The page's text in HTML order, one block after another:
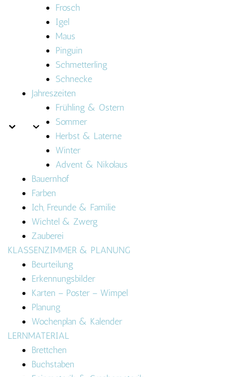
Frosch
Igel
Maus
Pinguin
Schmetterling
Schnecke
Jahreszeiten
Frühling & Ostern
Sommer
Herbst & Laterne
Winter
Advent & Nikolaus
Bauernhof
Farben
Ich, Freunde & Familie
Wichtel & Zwerg
Zauberei
KLASSENZIMMER & PLANUNG
Beurteilung
Erkennungsbilder
Karten – Poster – Wimpel
Planung
Wochenplan & Kalender
LERNMATERIAL
Brettchen
Buchstaben